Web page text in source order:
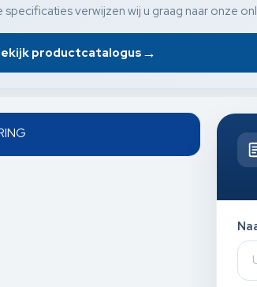
verwijzen wij u graag naar onze
productcatalogus →